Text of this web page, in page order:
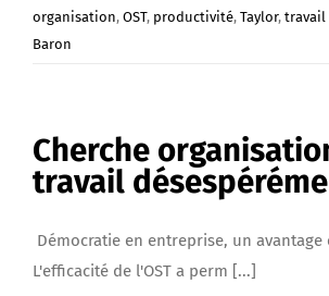
organisation, OST, productivité, Taylor,
Baron
Cherche
travail
Démocratie en entreprise, un avantage
L'efficacité de l'OST a perm [...]